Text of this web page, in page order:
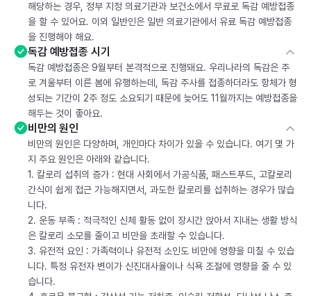
해당하는 경우, 정부 지정 의료기관과 보건소에서 무료로 독감 예방접종
을 할 수 있어요. 이외 일반인은 일반 의료기관에서 유료 독감 예방접종
을 진행해야 해요.
독감 예방접종 시기
독감 예방접종은 9월부터 본격적으로 진행돼요. 우리나라의 독감은 주
로 겨울부터 이른 봄에 유행하는데, 독감 주사를 접종하더라도 항체가 형
성되는 기간이 2주 정도 소요되기 때문에 늦어도 11월까지는 예방접종을
해두는 것이 좋아요.
비만의 원인
비만의 원인은 다양하며, 개인마다 차이가 있을 수 있습니다. 여기 몇 가
지 주요 원인은 아래와 같습니다.
1. 칼로리 섭취의 증가 : 현대 사회에서 가공식품, 패스트푸드, 고칼로리
간식이 쉽게 접근 가능해지면서, 과도한 칼로리를 섭취하는 경우가 많습
니다.
2. 운동 부족 : 적극적인 신체 활동 없이 장시간 앉아서 지내는 생활 방식
은 칼로리 소모를 줄이고 비만을 초래할 수 있습니다.
3. 유전적 요인 : 가족력이나 유전적 소인도 비만에 영향을 미칠 수 있습
니다. 특정 유전자 변이가 신진대사율이나 식욕 조절에 영향을 줄 수 있
습니다.